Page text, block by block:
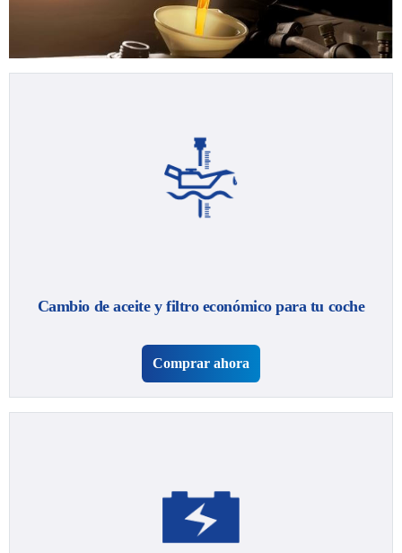
Cambio de aceite y filtro económico para tu coche
Comprar ahora